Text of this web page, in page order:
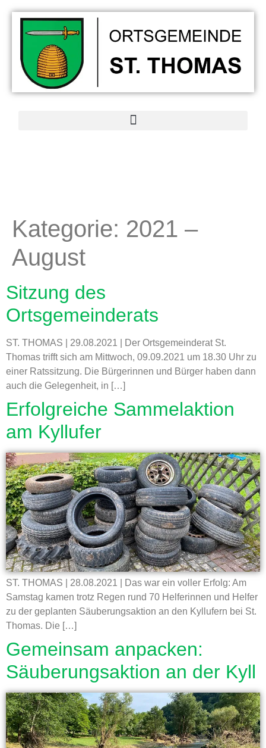
Kategorie: 2021 –
August
Sitzung des
Ortsgemeinderats
ST. THOMAS | 29.08.2021 | Der Ortsgemeinderat St.
Thomas trifft sich am Mittwoch, 09.09.2021 um 18.30 Uhr zu
einer Ratssitzung. Die Bürgerinnen und Bürger haben dann
auch die Gelegenheit, in […]
Erfolgreiche Sammelaktion
am Kyllufer
ST. THOMAS | 28.08.2021 | Das war ein voller Erfolg: Am
Samstag kamen trotz Regen rund 70 Helferinnen und Helfer
zu der geplanten Säuberungsaktion an den Kyllufern bei St.
Thomas. Die […]
Gemeinsam anpacken:
Säuberungsaktion an der Kyll